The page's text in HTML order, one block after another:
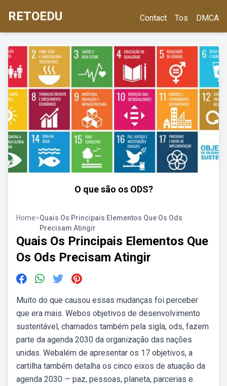
RETOEDU Contact Tos DMCA
O que são os ODS?
Home>Quais Os Principais Elementos Que Os Ods
Precisam Atingir
Quais Os Principais Elementos Que
Os Ods Precisam Atingir
Muito do que causou essas mudanças foi perceber
que era mais. Webos objetivos de desenvolvimento
sustentável, chamados também pela sigla, ods, fazem
parte da agenda 2030 da organização das nações
unidas. Webalém de apresentar os 17 objetivos, a
cartilha também detalha os cinco eixos de atuação da
agenda 2030 — paz, pessoas, planeta, parcerias e.